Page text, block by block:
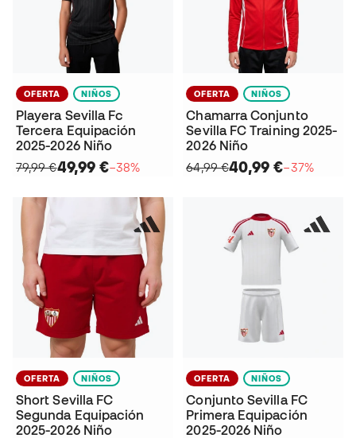
OFERTA NIÑOS
Playera Sevilla Fc
Tercera Equipación
2025-2026 Niño
79,99 €49,99 €−38%
OFERTA NIÑOS
Chamarra Conjunto
Sevilla FC Training 2025-
2026 Niño
64,99 €40,99 €−37%
OFERTA NIÑOS
Short Sevilla FC
Segunda Equipación
2025-2026 Niño
OFERTA NIÑOS
Conjunto Sevilla FC
Primera Equipación
2025-2026 Niño